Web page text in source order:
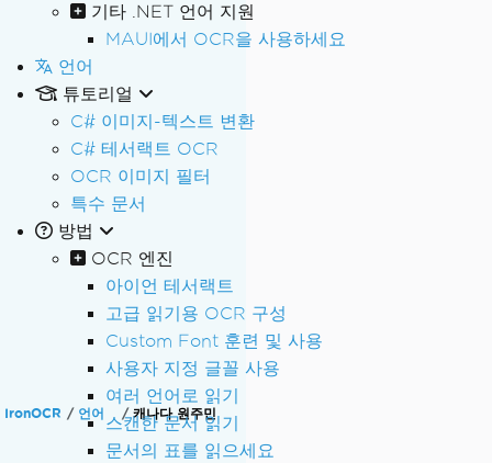
기타 .NET 언어 지원
MAUI에서 OCR을 사용하세요
언어
튜토리얼
C# 이미지-텍스트 변환
C# 테서랙트 OCR
OCR 이미지 필터
특수 문서
방법
OCR 엔진
아이언 테서랙트
고급 읽기용 OCR 구성
Custom Font 훈련 및 사용
사용자 지정 글꼴 사용
여러 언어로 읽기
스캔한 문서 읽기
문서의 표를 읽으세요
IronOCR 언어 캐나다 원주민